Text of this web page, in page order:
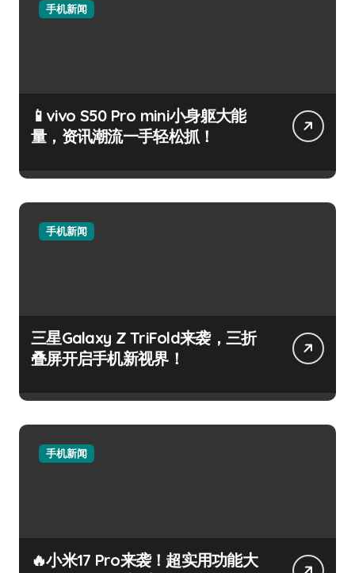
手机新闻
📱vivo S50 Pro mini小身躯大能
量，资讯潮流一手轻松抓！
手机新闻
三星Galaxy Z TriFold来袭，三折
叠屏开启手机新视界！
手机新闻
🔥小米17 Pro来袭！超实用功能大